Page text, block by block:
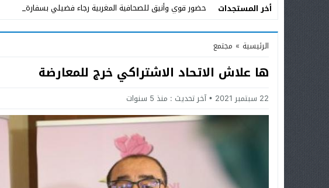
أخر المستجدات
حضور قوي وأنيق للصحافية المغربية رجاء فضيلي بسفارة المملكة _
Stop
Next
الرئيسية » مجتمع
ها علاش الاتحاد الاشتراكي خرج للمعارضة
22 سبتمبر 2021 آخر تحديث : منذ 5 سنوات